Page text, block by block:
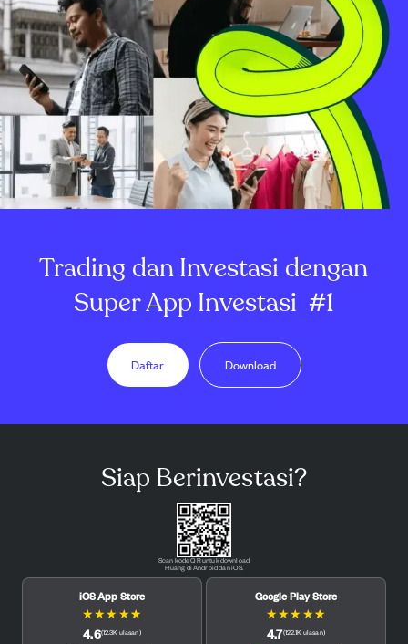
Trading dan Investasi dengan
Super App Investasi #1
Daftar Download
Siap Berinvestasi?
Scan kode QR untuk download
Pluang di Android dan iOS.
iOS App Store
★★★ ★★
4.6(12.3K ulasan)
Google Play Store
★★★ ★★
4.7(122.1K ulasan)